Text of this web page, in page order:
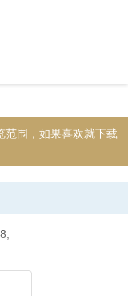
范围，如果喜欢就下载